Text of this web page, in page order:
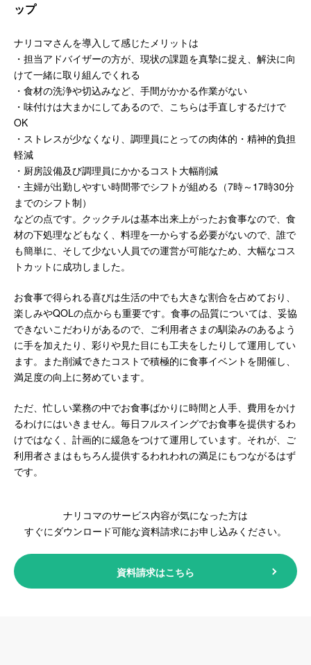
ップ
ナリコマさんを導入して感じたメリットは
・担当アドバイザーの方が、現状の課題を真摯に捉え、解決に向
けて一緒に取り組んでくれる
・食材の洗浄や切込みなど、手間がかかる作業がない
・味付けは大まかにしてあるので、こちらは手直しするだけで
OK
・ストレスが少なくなり、調理員にとっての肉体的・精神的負担
軽減
・厨房設備及び調理員にかかるコスト大幅削減
・主婦が出勤しやすい時間帯でシフトが組める（7時～17時30分
までのシフト制）
などの点です。クックチルは基本出来上がったお食事なので、食
材の下処理などもなく、料理を一からする必要がないので、誰で
も簡単に、そして少ない人員での運営が可能なため、大幅なコス
トカットに成功しました。
お食事で得られる喜びは生活の中でも大きな割合を占めており、
楽しみやQOLの点からも重要です。食事の品質については、妥協
できないこだわりがあるので、ご利用者さまの馴染みのあるよう
に手を加えたり、彩りや見た目にも工夫をしたりして運用してい
ます。また削減できたコストで積極的に食事イベントを開催し、
満足度の向上に努めています。
ただ、忙しい業務の中でお食事ばかりに時間と人手、費用をかけ
るわけにはいきません。毎日フルスイングでお食事を提供するわ
けではなく、計画的に緩急をつけて運用しています。それが、ご
利用者さまはもちろん提供するわれわれの満足にもつながるはず
です。
ナリコマのサービス内容が気になった方は
すぐにダウンロード可能な資料請求にお申し込みください。
資料請求はこちら